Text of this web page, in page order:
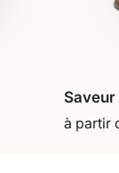
à partir